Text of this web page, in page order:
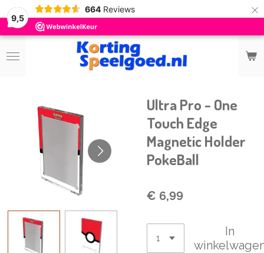
9,5
664 Reviews ×
Ultra Pro - One
Touch Edge
Magnetic Holder
PokeBall
€ 6,99
In